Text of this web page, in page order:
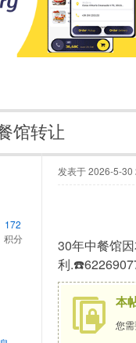
馆转让
172
积分
发表于 2026-5-30
30年中餐馆
利
本
您